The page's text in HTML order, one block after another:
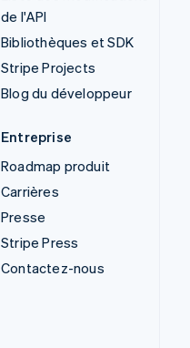
de l'API
Bibliothèques et SDK
Stripe Projects
Blog du développeur
Entreprise
Roadmap produit
Carrières
Presse
Stripe Press
Contactez-nous